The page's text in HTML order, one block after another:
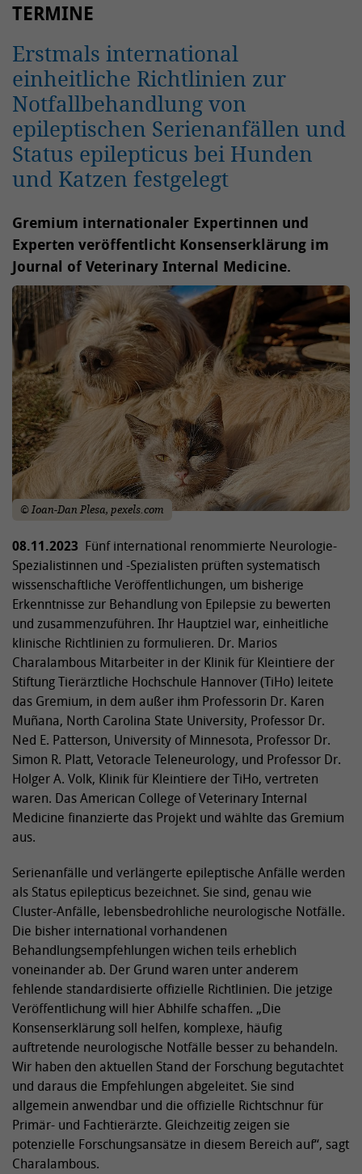
TERMINE
Erstmals international
einheitliche Richtlinien zur
Notfallbehandlung von
epileptischen Serienanfällen und
Status epilepticus bei Hunden
und Katzen festgelegt
Gremium internationaler Expertinnen und
Experten veröffentlicht Konsenserklärung im
Journal of Veterinary Internal Medicine.
© Ioan-Dan Plesa, pexels.com
08.11.2023 Fünf international renommierte Neurologie-
Spezialistinnen und -Spezialisten prüften systematisch
wissenschaftliche Veröffentlichungen, um bisherige
Erkenntnisse zur Behandlung von Epilepsie zu bewerten
und zusammenzuführen. Ihr Hauptziel war, einheitliche
klinische Richtlinien zu formulieren. Dr. Marios
Charalambous Mitarbeiter in der Klinik für Kleintiere der
Stiftung Tierärztliche Hochschule Hannover (TiHo) leitete
das Gremium, in dem außer ihm Professorin Dr. Karen
Muñana, North Carolina State University, Professor Dr.
Ned E. Patterson, University of Minnesota, Professor Dr.
Simon R. Platt, Vetoracle Teleneurology, und Professor Dr.
Holger A. Volk, Klinik für Kleintiere der TiHo, vertreten
waren. Das American College of Veterinary Internal
Medicine finanzierte das Projekt und wählte das Gremium
aus.
Serienanfälle und verlängerte epileptische Anfälle werden
als Status epilepticus bezeichnet. Sie sind, genau wie
Cluster-Anfälle, lebensbedrohliche neurologische Notfälle.
Die bisher international vorhandenen
Behandlungsempfehlungen wichen teils erheblich
voneinander ab. Der Grund waren unter anderem
fehlende standardisierte offizielle Richtlinien. Die jetzige
Veröffentlichung will hier Abhilfe schaffen. „Die
Konsenserklärung soll helfen, komplexe, häufig
auftretende neurologische Notfälle besser zu behandeln.
Wir haben den aktuellen Stand der Forschung begutachtet
und daraus die Empfehlungen abgeleitet. Sie sind
allgemein anwendbar und die offizielle Richtschnur für
Primär- und Fachtierärzte. Gleichzeitig zeigen sie
potenzielle Forschungsansätze in diesem Bereich auf“, sagt
Charalambous.